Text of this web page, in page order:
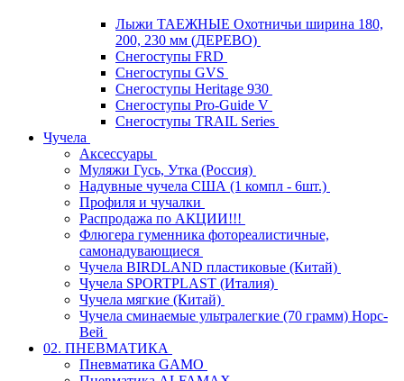
Лыжи ТАЕЖНЫЕ Охотничьи ширина 180,
200, 230 мм (ДЕРЕВО)
Снегоступы FRD
Снегоступы GVS
Снегоступы Heritage 930
Снегоступы Pro-Guide V
Снегоступы TRAIL Series
Чучела
Аксессуары
Муляжи Гусь, Утка (Россия)
Надувные чучела США (1 компл - 6шт.)
Профиля и чучалки
Распродажа по АКЦИИ!!!
Флюгера гуменника фотореалистичные,
самонадувающиеся
Чучела BIRDLAND пластиковые (Китай)
Чучела SPORTPLAST (Италия)
Чучела мягкие (Китай)
Чучела сминаемые ультралегкие (70 грамм) Норс-
Вей
02. ПНЕВМАТИКА
Пневматика GAMO